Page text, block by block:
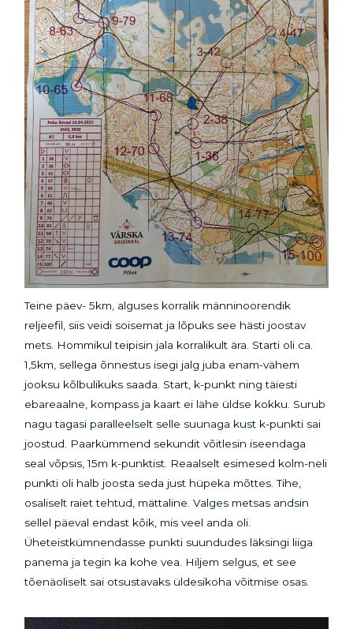
Teine päev- 5km, alguses korralik männinoorendik
reljeefil, siis veidi soisemat ja lõpuks see hästi joostav
mets. Hommikul teipisin jala korralikult ära. Starti oli ca.
1,5km, sellega õnnestus isegi jalg juba enam-vähem
jooksu kõlbulikuks saada. Start, k-punkt ning täiesti
ebareaalne, kompass ja kaart ei lähe üldse kokku. Surub
nagu tagasi paralleelselt selle suunaga kust k-punkti sai
joostud. Paarkümmend sekundit võitlesin iseendaga
seal võpsis, 15m k-punktist. Reaalselt esimesed kolm-neli
punkti oli halb joosta seda just hüpeka mõttes. Tihe,
osaliselt raiet tehtud, mättaline. Valges metsas andsin
sellel päeval endast kõik, mis veel anda oli.
Üheteistkümnendasse punkti suundudes läksingi liiga
panema ja tegin ka kohe vea. Hiljem selgus, et see
tõenäoliselt sai otsustavaks üldesikoha võitmise osas.